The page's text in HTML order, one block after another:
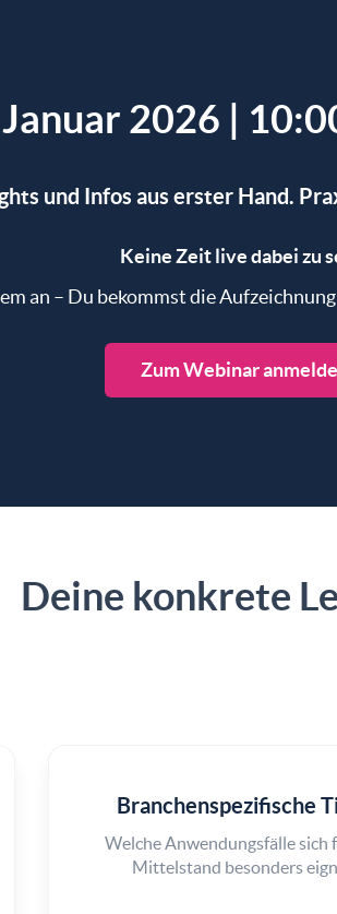
2026 |
und Infos aus erster Hand.
Keine Zeit live dabei zu
an – Du bekommst die
Zum Webinar
Deine konkrete
Branchenspezifische
Welche Anwendungsfälle sich
Mittelstand besonders